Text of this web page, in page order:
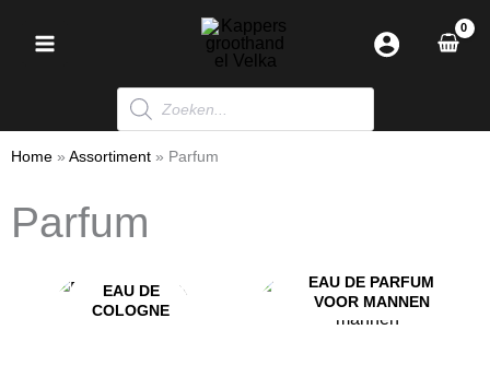
Producten
zoeken
Home » Assortiment » Parfum
Parfum
EAU DE
COLOGNE
EAU DE PARFUM
VOOR MANNEN